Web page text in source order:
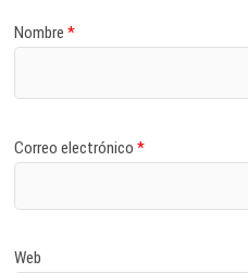
Nombre*
Correo electrónico*
Web